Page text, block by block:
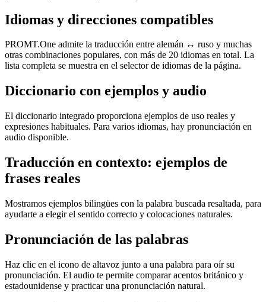
Idiomas y direcciones compatibles
PROMT.One admite la traducción entre alemán ↔ ruso y muchas
otras combinaciones populares, con más de 20 idiomas en total. La
lista completa se muestra en el selector de idiomas de la página.
Diccionario con ejemplos y audio
El diccionario integrado proporciona ejemplos de uso reales y
expresiones habituales. Para varios idiomas, hay pronunciación en
audio disponible.
Traducción en contexto: ejemplos de
frases reales
Mostramos ejemplos bilingües con la palabra buscada resaltada, para
ayudarte a elegir el sentido correcto y colocaciones naturales.
Pronunciación de las palabras
Haz clic en el icono de altavoz junto a una palabra para oír su
pronunciación. El audio te permite comparar acentos británico y
estadounidense y practicar una pronunciación natural.